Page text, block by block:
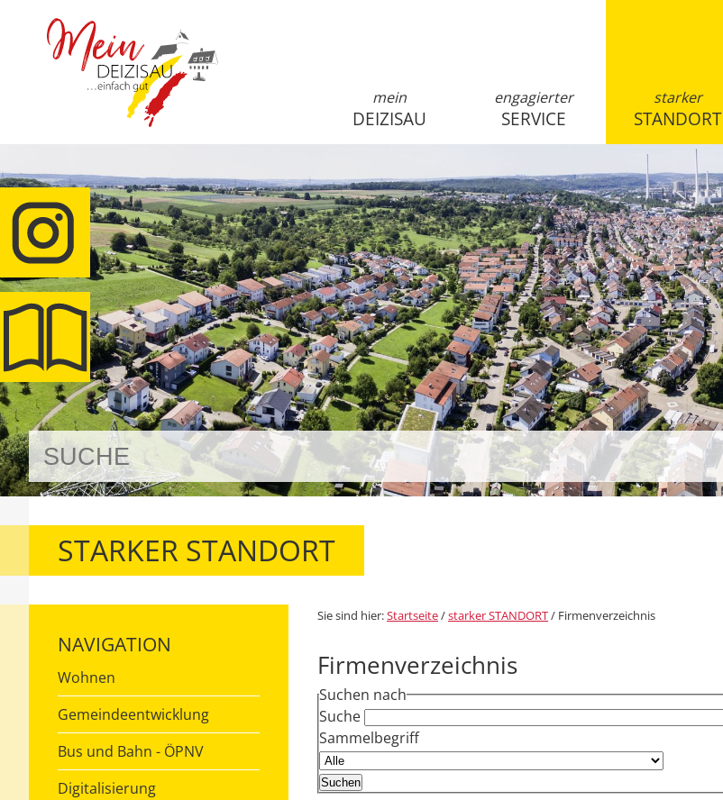
mein
DEIZISAU
engagierter
SERVICE
starker
STANDORT
STARKER STANDORT
NAVIGATION
Wohnen
Gemeindeentwicklung
Bus und Bahn - ÖPNV
Digitalisierung
Sie sind hier:Startseite/starker STANDORT/ Firmenverzeichnis
Firmenverzeichnis
Suchen nach
Suche
Sammelbegriff